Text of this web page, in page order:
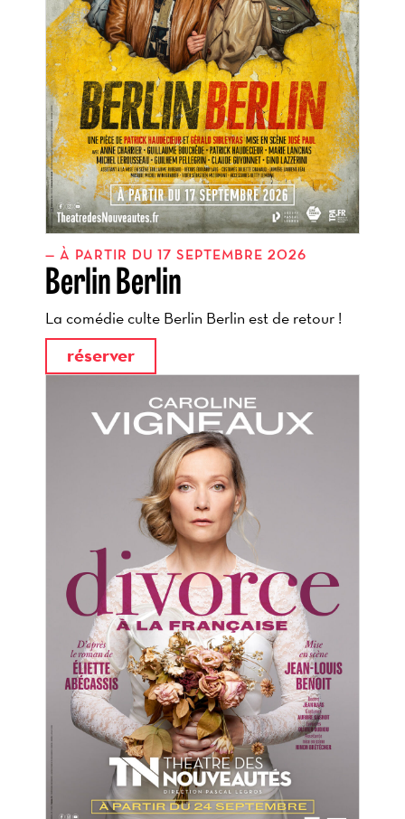
À PARTIR DU 17 SEPTEMBRE 2026
Berlin Berlin
La comédie culte Berlin Berlin est de retour !
réserver